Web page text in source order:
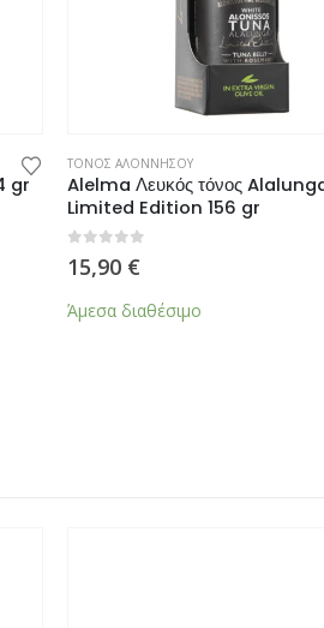
gr
ΤΟΝΟΣ ΑΛΟΝΝΗΣΟΥ
Alelma Λευκός τόνος
Limited Edition 156 gr
15,90 €
Άμεσα διαθέσιμο